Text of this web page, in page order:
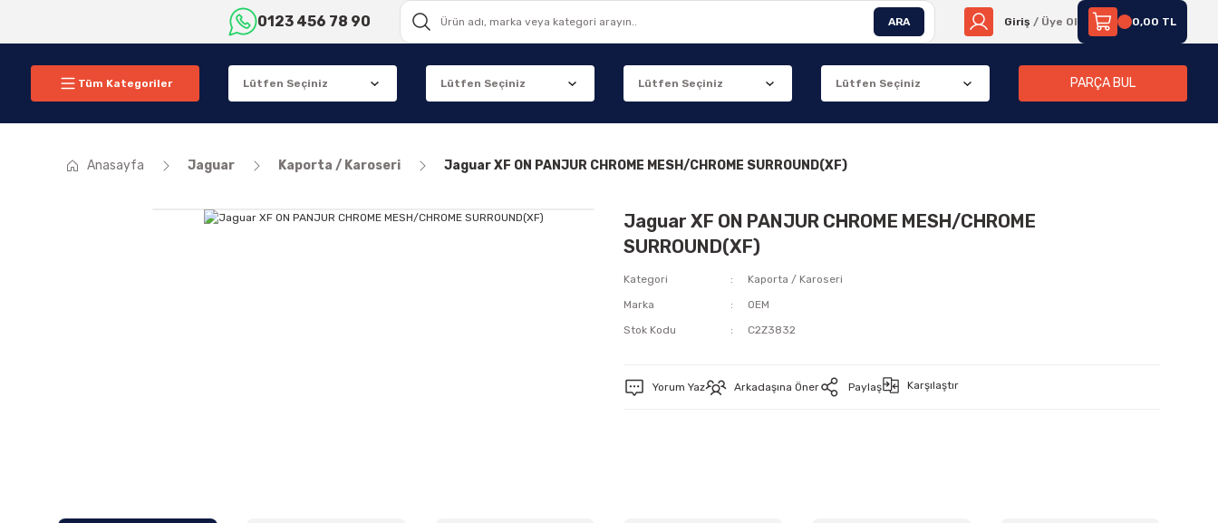
0123 456 78 90 ARA Giriş / Üye Ol 0,00 TL
Tüm Kategoriler PARÇA BUL
Anasayfa Jaguar Kaporta / Karoseri Jaguar XF ON PANJUR CHROME MESH/CHROME SURROUND(XF)
Jaguar XF ON PANJUR CHROME MESH/CHROME
SURROUND(XF)
Kategori
Kaporta / Karoseri
Marka
OEM
Stok Kodu
C2Z3832
Yorum Yaz Arkadaşına Öner Paylaş Karşılaştır